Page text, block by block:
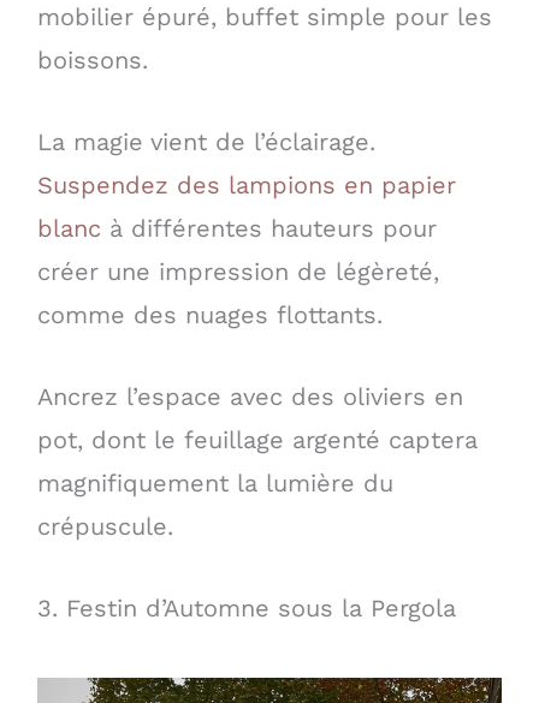
mobilier épuré, buffet simple pour les
boissons.
La magie vient de l’éclairage.
Suspendez des lampions en papier
blanc à différentes hauteurs pour
créer une impression de légèreté,
comme des nuages flottants.
Ancrez l’espace avec des oliviers en
pot, dont le feuillage argenté captera
magnifiquement la lumière du
crépuscule.
3. Festin d’Automne sous la Pergola